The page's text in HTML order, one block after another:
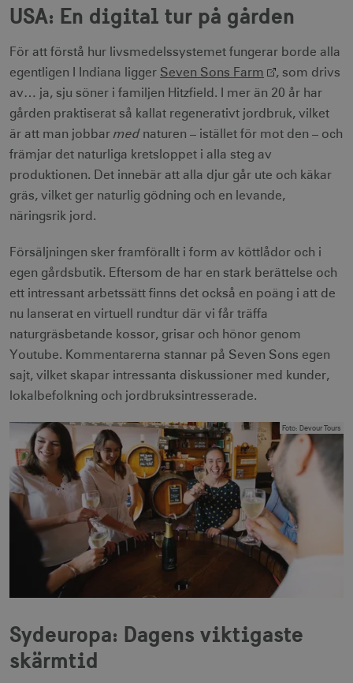
USA: En digital tur på gården
För att förstå hur livsmedelssystemet fungerar borde alla
egentligen I Indiana ligger Seven Sons Farm
, som drivs
av… ja, sju söner i familjen Hitzfield. I mer än 20 år har
gården praktiserat så kallat regenerativt jordbruk, vilket
är att man jobbar mednaturen – istället för mot den – och
främjar det naturliga kretsloppet i alla steg av
produktionen. Det innebär att alla djur går ute och käkar
gräs, vilket ger naturlig gödning och en levande,
näringsrik jord.
Försäljningen sker framförallt i form av köttlådor och i
egen gårdsbutik. Eftersom de har en stark berättelse och
ett intressant arbetssätt finns det också en poäng i att de
nu lanserat en virtuell rundtur där vi får träffa
naturgräsbetande kossor, grisar och hönor genom
Youtube. Kommentarerna stannar på Seven Sons egen
sajt, vilket skapar intressanta diskussioner med kunder,
lokalbefolkning och jordbruksintresserade.
Foto: Devour Tours
Sydeuropa: Dagens viktigaste
skärmtid